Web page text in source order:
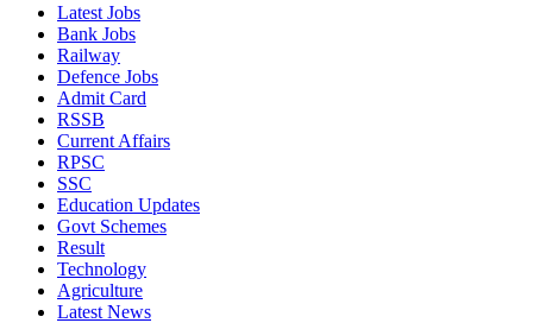
Latest Jobs
Bank Jobs
Railway
Defence Jobs
Admit Card
RSSB
Current Affairs
RPSC
SSC
Education Updates
Govt Schemes
Result
Technology
Agriculture
Latest News